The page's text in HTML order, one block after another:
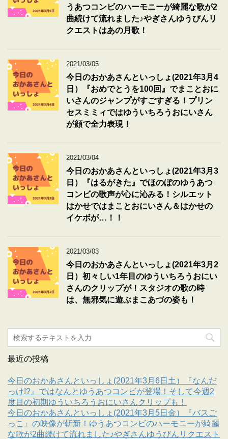
うあつコンビのハーモニーが綺麗な歌が2
曲続けて流れました♪やぎさんゆうびんリ
クエストはあの月歌！
2021/03/05
今日のおかあさんといっしょ(2021年3月4
日）『おめでとうを100回』でまことおに
いさんのジャンプがすごすぎる！プリン
セスミミィではゆういちろうおにいさん
が顔で全力表現！
2021/03/04
今日のおかあさんといっしょ(2021年3月3
日）『はるがきた』でほのぼのゆうあつ
コンビの歌声が心に沁みる！シルエット
はかせではまことおにいさん＆はかせの
イケボが…！！
2021/03/03
今日のおかあさんといっしょ(2021年3月2
日）初々しい1年目のゆういちろうおにい
さんのクリップが！スタジオの歌の時
は、無邪気に遊ぶまこあづの姿も！
最近の投稿
今日のおかあさんといっしょ(2021年3月6日土）『なんだ
っけ!?』ではなんとゆうあつコンビが登場！そして今週2
度目の初期ゆういちろうおにいさんクリップも！
今日のおかあさんといっしょ(2021年3月5日金）『バスご
っこ』の映像が斬新！ゆうあつコンビのハーモニーが綺麗
な歌が2曲続けて流れました♪やぎさんゆうびんリクエスト